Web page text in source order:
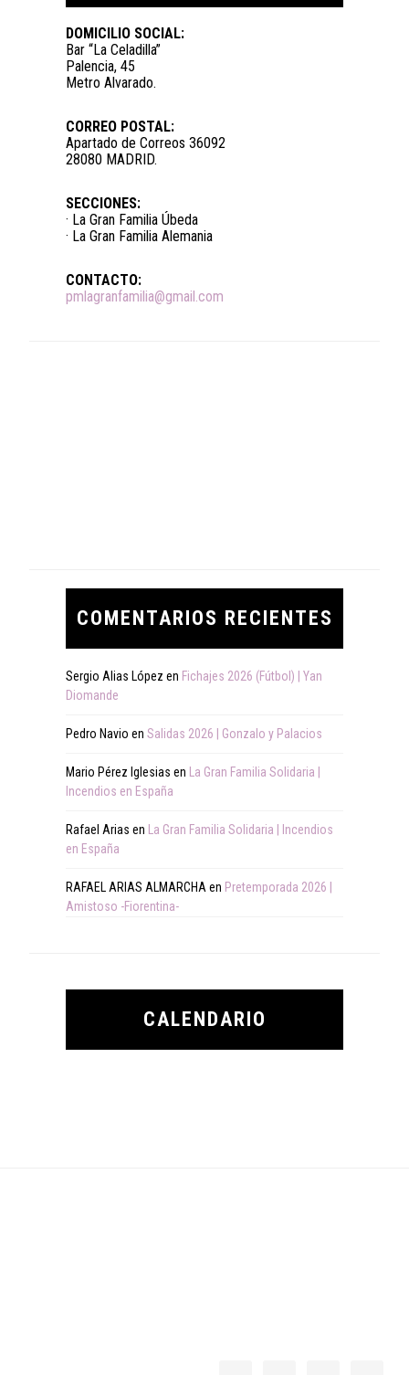
DOMICILIO SOCIAL:
Bar “La Celadilla”
Palencia, 45
Metro Alvarado.
CORREO POSTAL:
Apartado de Correos 36092
28080 MADRID.
SECCIONES:
· La Gran Familia Úbeda
· La Gran Familia Alemania
CONTACTO:
pmlagranfamilia@gmail.com
COMENTARIOS RECIENTES
Sergio Alias López en Fichajes 2026 (Fútbol) | Yan
Diomande
Pedro Navio en Salidas 2026 | Gonzalo y Palacios
Mario Pérez Iglesias en
La Gran Familia Solidaria |
Incendios en España
Rafael Arias en
La Gran Familia Solidaria | Incendios
en España
RAFAEL ARIAS ALMARCHA en Pretemporada 2026 |
Amistoso -Fiorentina-
CALENDARIO